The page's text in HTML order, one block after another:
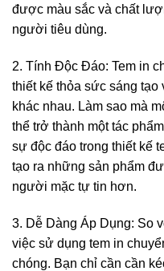
được màu sắc và chất
người tiêu dùng.
2. Tính Độc Đáo: Tem in
thiết kế thỏa sức sáng
khác nhau. Làm sao mà
thể trở thành một tác
sự độc đáo trong thiết kế
tạo ra những sản phẩm
người mặc tự tin hơn.
3. Dễ Dàng Áp Dụng: So
việc sử dụng tem in
chóng. Bạn chỉ cần cần